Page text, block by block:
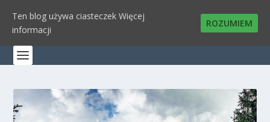
Ten blog używa ciasteczek Więcej
informacji
ROZUMIEM